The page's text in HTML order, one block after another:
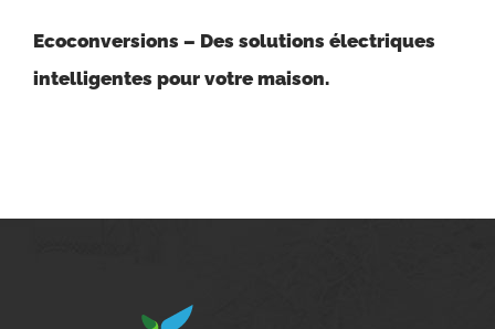
Ecoconversions – Des solutions électriques
intelligentes pour votre maison.